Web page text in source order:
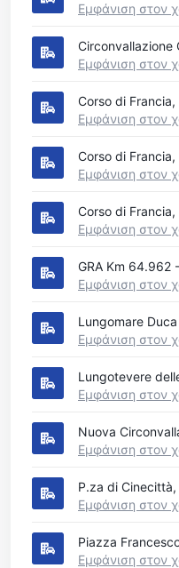
Εμφάνιση στον
Circonvallazione
Εμφάνιση στον
Corso di Francia,
Εμφάνιση στον
Corso di Francia,
Εμφάνιση στον
Corso di Francia,
Εμφάνιση στον
GRA Km 64.962
Εμφάνιση στον
Lungomare
Εμφάνιση στον
Lungotevere
Εμφάνιση στον
Nuova
Εμφάνιση στον
P.za di
Εμφάνιση στον
Piazza
Εμφάνιση στον